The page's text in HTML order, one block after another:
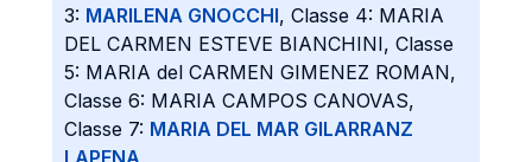
3: MARILENA GNOCCHI, Classe 4: MARIA
DEL CARMEN ESTEVE BIANCHINI, Classe
5: MARIA del CARMEN GIMENEZ ROMAN,
Classe 6: MARIA CAMPOS CANOVAS,
Classe 7: MARIA DEL MAR GILARRANZ
LAPENA